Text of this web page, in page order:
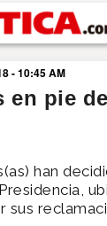
principal
- 10:45 AM
en pie
han
sus